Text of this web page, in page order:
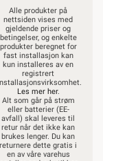
Alle produkter på
nettsiden vises med
gjeldende priser og
betingelser, og enkelte
produkter beregnet for
fast installasjon kan
kun installeres av en
registrert
Les mer her.
Alt som går på strøm
eller batterier (EE-
avfall) skal leveres til
retur når det ikke kan
brukes lenger. Du kan
returnere dette gratis i
en av våre varehus